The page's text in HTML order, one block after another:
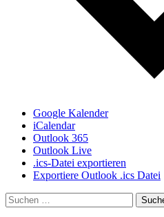
Google Kalender
iCalendar
Outlook 365
Outlook Live
.ics-Datei exportieren
Exportiere Outlook .ics Datei
Suchen
nach: